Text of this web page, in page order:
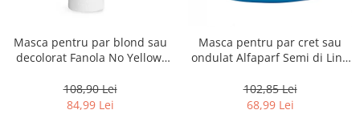
Masca pentru par blond sau
decolorat Fanola No Yellow,
108,90 Lei
84,99 Lei
Masca pentru par cret sau
ondulat Alfaparf Semi di Lino
102,85 Lei
68,99 Lei